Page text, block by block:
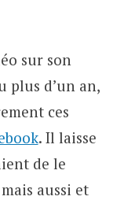
sur son
plus d’un an,
ces
. Il laisse
de le
aussi et